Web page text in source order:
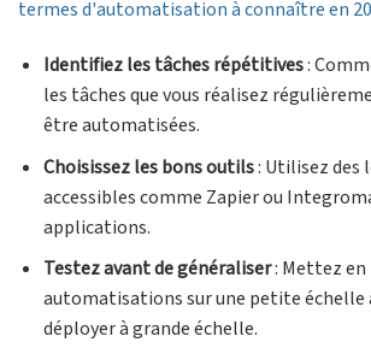
termes d'automatisation à connaître en
Identifiez les tâches répétitives:
les tâches que vous réalisez
être automatisées.
Choisissez les bons outils: Utilisez des
accessibles comme Zapier ou
applications.
Testez avant de généraliser: Mettez en
automatisations sur une petite échelle
déployer à grande échelle.